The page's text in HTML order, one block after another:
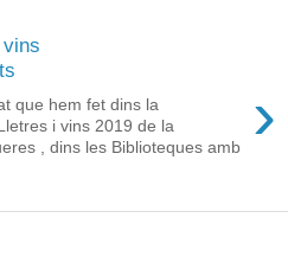
›
que hem fet dins la
i vins 2019 de la
, dins les Biblioteques amb